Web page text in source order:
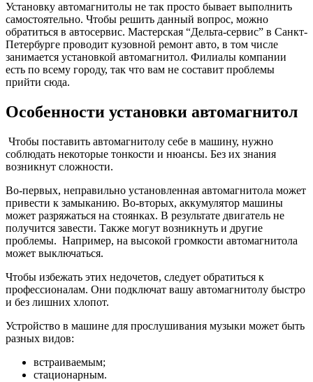
Установку автомагнитолы не так просто бывает выполнить
самостоятельно. Чтобы решить данный вопрос, можно
обратиться в автосервис. Мастерская “Дельта-сервис” в Санкт-
Петербурге проводит кузовной ремонт авто, в том числе
занимается установкой автомагнитол. Филиалы компании
есть по всему городу, так что вам не составит проблемы
прийти сюда.
Особенности установки автомагнитол
Чтобы поставить автомагнитолу себе в машину, нужно
соблюдать некоторые тонкости и нюансы. Без их знания
возникнут сложности.
Во-первых, неправильно установленная автомагнитола может
привести к замыканию. Во-вторых, аккумулятор машины
может разряжаться на стоянках. В результате двигатель не
получится завести. Также могут возникнуть и другие
проблемы. Например, на высокой громкости автомагнитола
может выключаться.
Чтобы избежать этих недочетов, следует обратиться к
профессионалам. Они подключат вашу автомагнитолу быстро
и без лишних хлопот.
Устройство в машине для прослушивания музыки может быть
разных видов:
встраиваемым;
стационарным.